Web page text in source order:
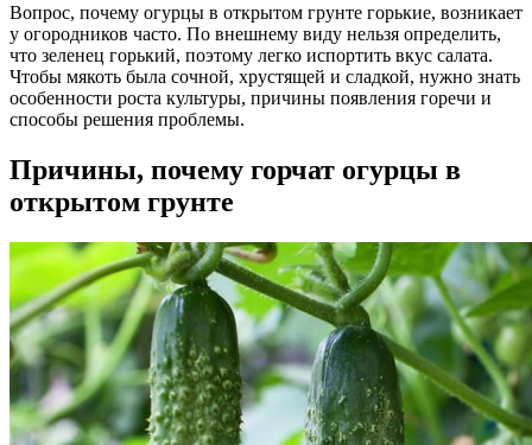
Вопрос, почему огурцы в открытом грунте горькие, возникает
у огородников часто. По внешнему виду нельзя определить,
что зеленец горький, поэтому легко испортить вкус салата.
Чтобы мякоть была сочной, хрустящей и сладкой, нужно знать
особенности роста культуры, причины появления горечи и
способы решения проблемы.
Причины, почему горчат огурцы в
открытом грунте